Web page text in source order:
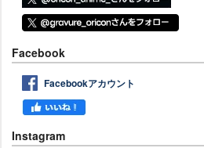
Facebook
Facebookアカウント
Instagram